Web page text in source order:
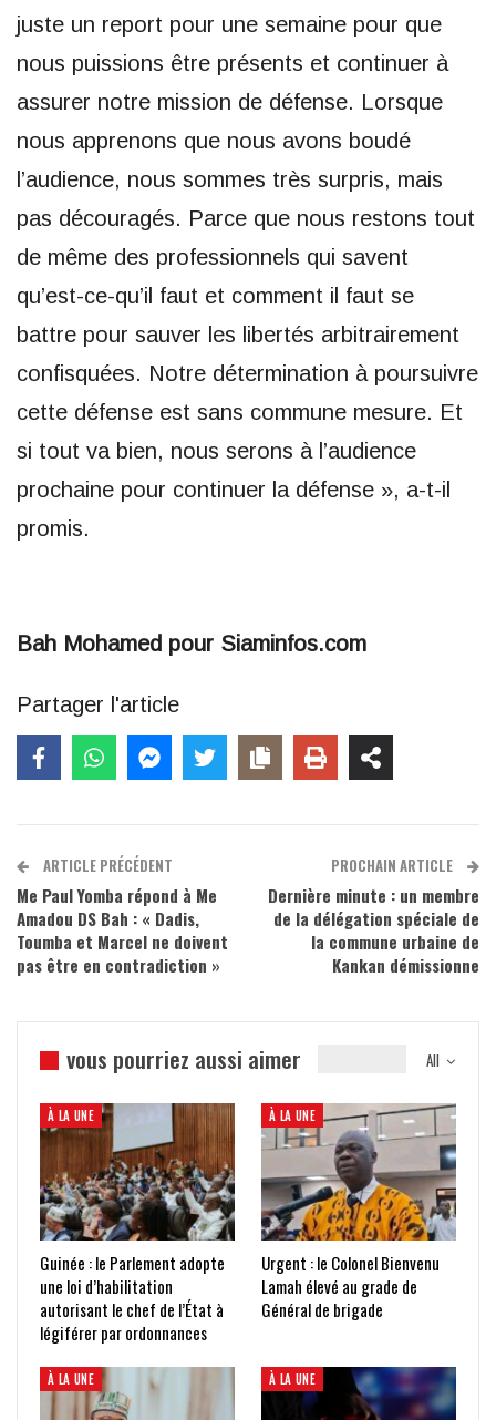
juste un report pour une semaine pour que
nous puissions être présents et continuer à
assurer notre mission de défense. Lorsque
nous apprenons que nous avons boudé
l’audience, nous sommes très surpris, mais
pas découragés. Parce que nous restons tout
de même des professionnels qui savent
qu’est-ce-qu’il faut et comment il faut se
battre pour sauver les libertés arbitrairement
confisquées. Notre détermination à poursuivre
cette défense est sans commune mesure. Et
si tout va bien, nous serons à l’audience
prochaine pour continuer la défense », a-t-il
promis.
Bah Mohamed pour Siaminfos.com
Partager l'article
ARTICLE PRÉCÉDENT
Me Paul Yomba répond à Me
Amadou DS Bah : « Dadis,
Toumba et Marcel ne doivent
pas être en contradiction »
PROCHAIN ARTICLE
Dernière minute : un membre
de la délégation spéciale de
la commune urbaine de
Kankan démissionne
All
vous pourriez aussi aimer
À LA UNE
Guinée : le Parlement adopte
une loi d’habilitation
autorisant le chef de l’État à
légiférer par ordonnances
À LA UNE
Urgent : le Colonel Bienvenu
Lamah élevé au grade de
Général de brigade
À LA UNE À LA UNE